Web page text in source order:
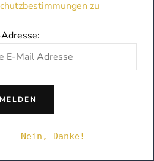
zu
Nein, Danke!